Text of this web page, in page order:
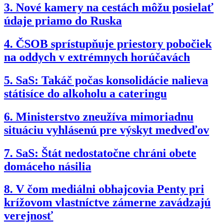
3. Nové kamery na cestách môžu posielať
údaje priamo do Ruska
4. ČSOB sprístupňuje priestory pobočiek
na oddych v extrémnych horúčavách
5. SaS: Takáč počas konsolidácie nalieva
státisíce do alkoholu a cateringu
6. Ministerstvo zneužíva mimoriadnu
situáciu vyhlásenú pre výskyt medveďov
7. SaS: Štát nedostatočne chráni obete
domáceho násilia
8. V čom mediálni obhajcovia Penty pri
krížovom vlastníctve zámerne zavádzajú
verejnosť